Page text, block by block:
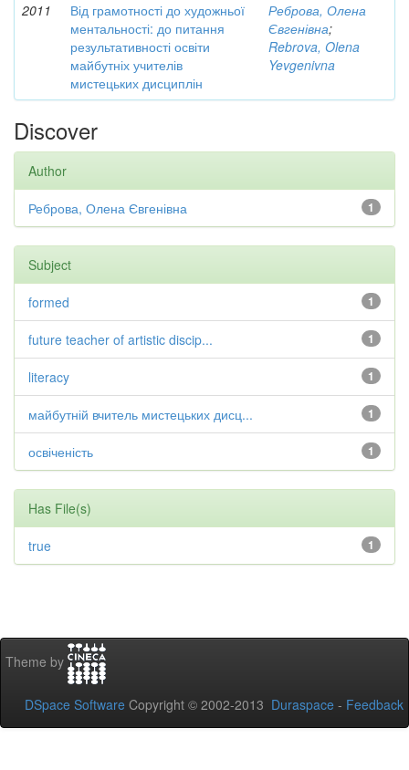
2011
Від грамотності до художньої
ментальності: до питання
результативності освіти
майбутніх учителів
мистецьких дисциплін
Реброва, Олена
Євгенівна;
Rebrova, Olena
Yevgenivna
Discover
Author
1
Реброва, Олена Євгенівна
Subject
1
formed
1
future teacher of artistic discip...
1
literacy
1
майбутній вчитель мистецьких дисц...
1
освіченість
Has File(s)
1
true
Theme by
DSpace Software Copyright © 2002-2013 Duraspace - Feedback